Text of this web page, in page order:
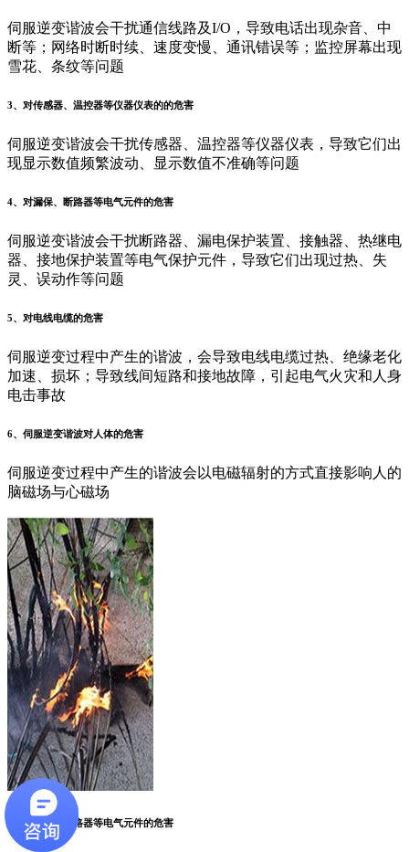
伺服逆变谐波会干扰通信线路及I/O，导致电话出现杂音、中
断等；网络时断时续、速度变慢、通讯错误等；监控屏幕出现
雪花、条纹等问题
3、对传感器、温控器等仪器仪表的的危害
伺服逆变谐波会干扰传感器、温控器等仪器仪表，导致它们出
现显示数值频繁波动、显示数值不准确等问题
4、对漏保、断路器等电气元件的危害
伺服逆变谐波会干扰断路器、漏电保护装置、接触器、热继电
器、接地保护装置等电气保护元件，导致它们出现过热、失
灵、误动作等问题
5、对电线电缆的危害
伺服逆变过程中产生的谐波，会导致电线电缆过热、绝缘老化
加速、损坏；导致线间短路和接地故障，引起电气火灾和人身
电击事故
6、伺服逆变谐波对人体的危害
伺服逆变过程中产生的谐波会以电磁辐射的方式直接影响人的
脑磁场与心磁场
4、对漏保、断路器等电气元件的危害